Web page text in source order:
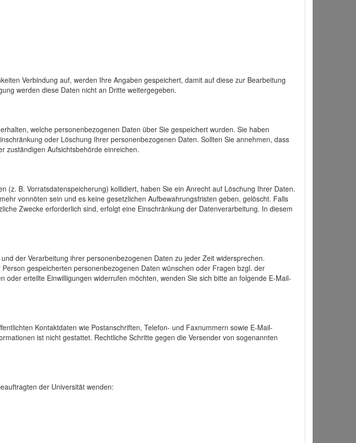
Verbindung auf, werden Ihre Angaben gespeichert, damit auf diese zur Bearbeitung
werden diese Daten nicht an Dritte weitergegeben.
welche personenbezogenen Daten über Sie gespeichert wurden. Sie haben
oder Löschung Ihrer personenbezogenen Daten. Sollten Sie annehmen, dass
zuständigen Aufsichtsbehörde einreichen.
(z. B. Vorratsdatenspeicherung) kollidiert, haben Sie ein Anrecht auf Löschung Ihrer Daten.
vonnöten sein und es keine gesetzlichen Aufbewahrungsfristen geben, gelöscht. Falls
Zwecke erforderlich sind, erfolgt eine Einschränkung der Datenverarbeitung. In diesem
der Verarbeitung ihrer personenbezogenen Daten zu jeder Zeit widersprechen.
gespeicherten personenbezogenen Daten wünschen oder Fragen bzgl. der
erteilte Einwilligungen widerrufen möchten, wenden Sie sich bitte an folgende E-Mail-
Kontaktdaten wie Postanschriften, Telefon- und Faxnummern sowie E-Mail-
ist nicht gestattet. Rechtliche Schritte gegen die Versender von sogenannten
der Universität wenden: